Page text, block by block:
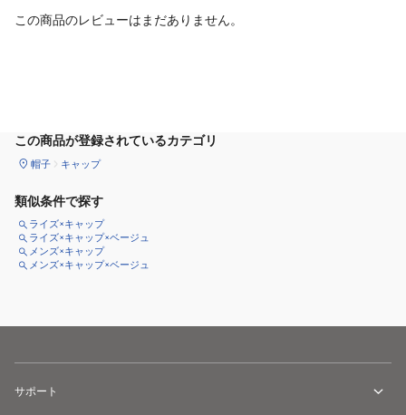
この商品のレビューはまだありません。
この商品が登録されているカテゴリ
帽子 キャップ
類似条件で探す
ライズ×キャップ
ライズ×キャップ×ベージュ
メンズ×キャップ
メンズ×キャップ×ベージュ
サポート